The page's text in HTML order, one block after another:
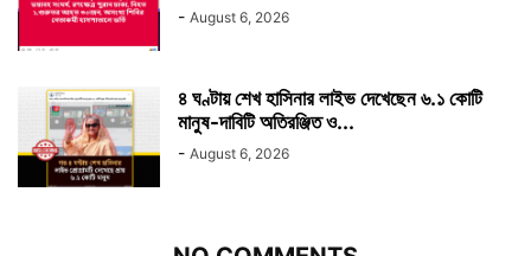
- August 6, 2026
৪ ঘণ্টায় শেখ হাসিনার লাইভ দেখেছেন ৬.১ কোটি
মানুষ-দাবিটি অতিরঞ্জিত ও...
- August 6, 2026